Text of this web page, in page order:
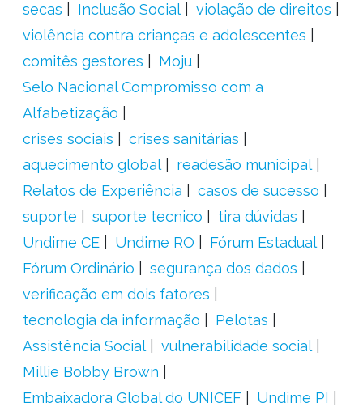
secas
Inclusão Social
violação de direitos
violência contra crianças e adolescentes
comitês gestores
Moju
Selo Nacional Compromisso com a
Alfabetização
crises sociais
crises sanitárias
aquecimento global
readesão municipal
Relatos de Experiência
casos de sucesso
suporte
suporte tecnico
tira dúvidas
Undime CE
Undime RO
Fórum Estadual
Fórum Ordinário
segurança dos dados
verificação em dois fatores
tecnologia da informação
Pelotas
Assistência Social
vulnerabilidade social
Millie Bobby Brown
Embaixadora Global do UNICEF
Undime PI